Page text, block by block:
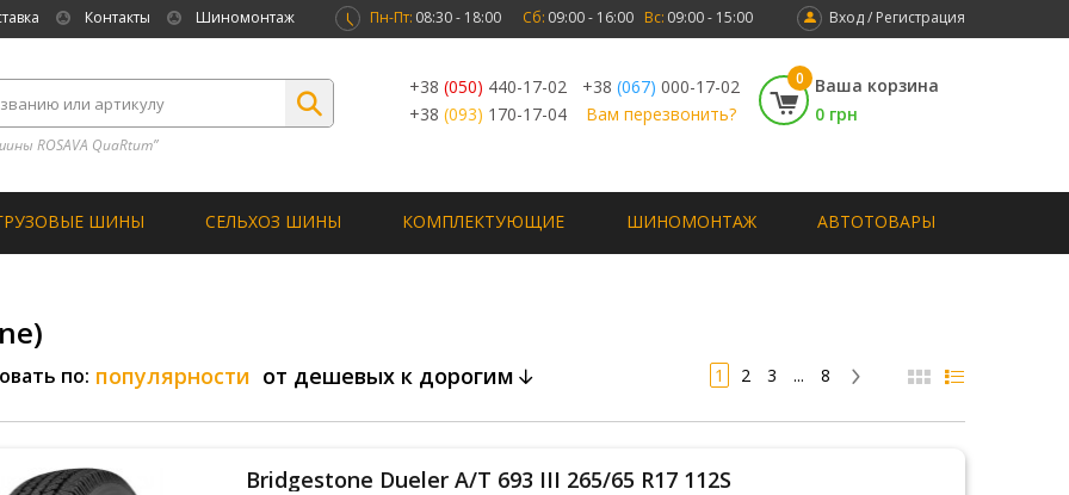
Контакты Шиномонтаж Вход / Регистрация
Пн-Пт: 08:30 - 18:00 Сб: 09:00 - 16:00 Вс: 09:00 - 15:00
ROSAVA QuaRtum”
+38 (050) 440-17-02 +38 (067) 000-17-02
+38 (093) 170-17-04 Вам перезвонить?
0
Ваша корзина
0 грн
ШИНЫ СЕЛЬХОЗ ШИНЫ КОМПЛЕКТУЮЩИЕ ШИНОМОНТАЖ АВТОТОВАРЫ
по: популярности от дешевых к дорогим 1 2 3 ... 8
Bridgestone Dueler A/T 693 III 265/65 R17 112S